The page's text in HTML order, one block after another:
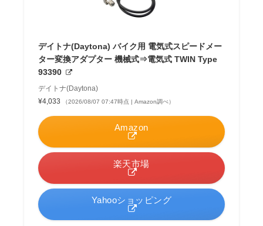
デイトナ(Daytona) バイク用 電気式スピードメー
ター変換アダプター 機械式⇒電気式 TWIN Type
93390
デイトナ(Daytona)
¥4,033
（2026/08/07 07:47時点 | Amazon調べ）
Amazon
楽天市場
Yahooショッピング